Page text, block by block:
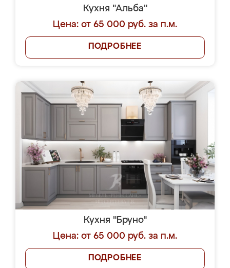
Кухня "Альба"
Цена: от 65 000 руб. за п.м.
ПОДРОБНЕЕ
Кухня "Бруно"
Цена: от 65 000 руб. за п.м.
ПОДРОБНЕЕ